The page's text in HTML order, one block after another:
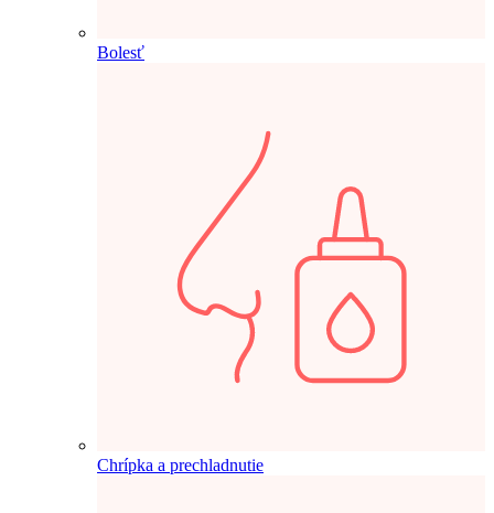
Bolesť
Chrípka a prechladnutie